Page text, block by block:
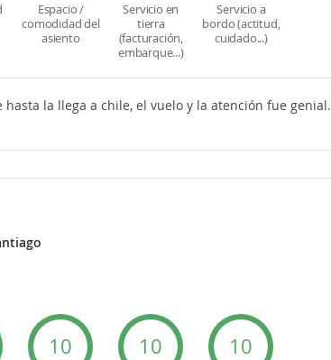
Espacio /
comodidad del
asiento
Servicio en
tierra
(facturación,
embarque...)
Servicio a
bordo (actitud,
cuidado...)
hasta la llega a chile, el vuelo y la atención fue genial.
10 10 10